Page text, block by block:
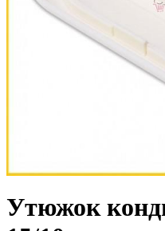
Утюжок